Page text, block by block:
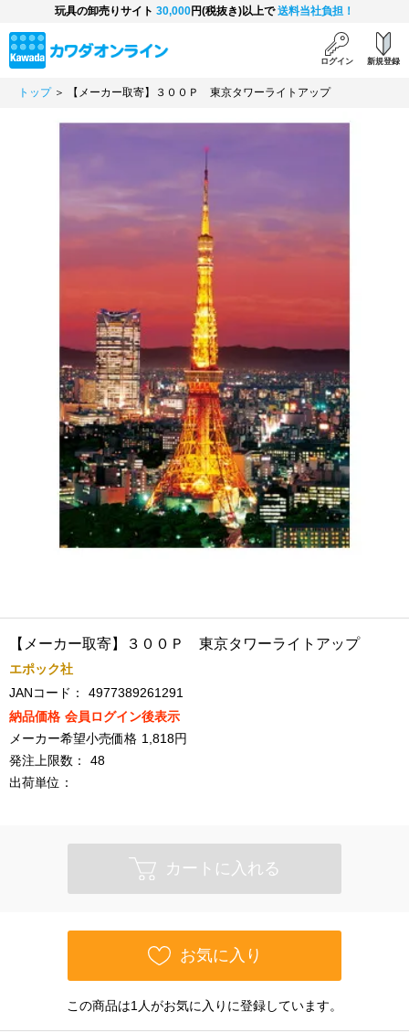
玩具の卸売りサイト 30,000円(税抜き)以上で送料当社負担！
ログイン 新規登録
トップ＞ 【メーカー取寄】３００Ｐ 東京タワーライトアップ
【メーカー取寄】３００Ｐ 東京タワーライトアップ
エポック社
JANコード：
4977389261291
納品価格 会員ログイン後表示
メーカー希望小売価格 1,818円
発注上限数：
48
出荷単位：
カートに入れる
お気に入り
この商品は1人がお気に入りに登録しています。